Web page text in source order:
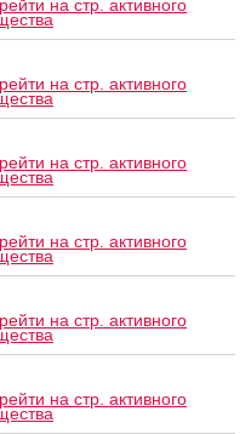
на стр. активного
на стр. активного
на стр. активного
на стр. активного
на стр. активного
на стр. активного